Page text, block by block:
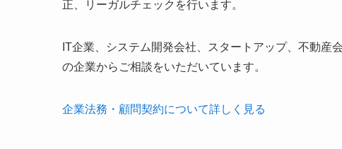
正、リーガルチェックを行います。
IT企業、システム開発会社、スタートアップ、不動
の企業からご相談をいただいています。
企業法務・顧問契約について詳しく見る